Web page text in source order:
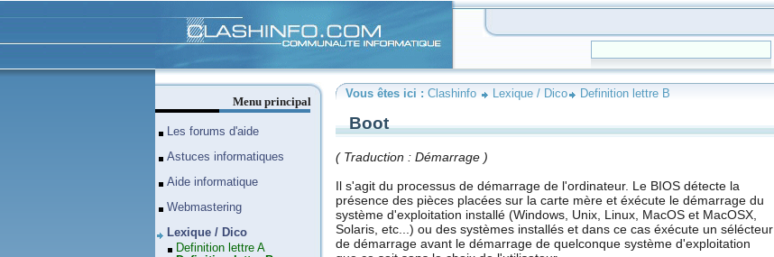
Vous êtes ici : Clashinfo Lexique / Dico Definition lettre B
Boot
( Traduction : Démarrage )
Il s'agit du processus de démarrage de l'ordinateur. Le BIOS détecte la
présence des pièces placées sur la carte mère et éxécute le démarrage du
système d'exploitation installé (Windows, Unix, Linux, MacOS et MacOSX,
Solaris, etc...) ou des systèmes installés et dans ce cas éxécute un sélécteur
de démarrage avant le démarrage de quelconque système d'exploitation
Menu principal
Les forums d'aide
Astuces informatiques
Aide informatique
Webmastering
Lexique / Dico
Definition lettre A